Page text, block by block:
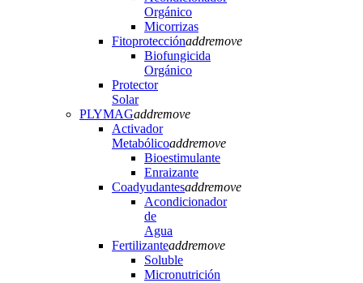
Orgánico
Micorrizas
Fitoprotecciónaddremove
Biofungicida
Orgánico
Protector
Solar
PLYMAGaddremove
Activador
Metabólicoaddremove
Bioestimulante
Enraizante
Coadyudantesaddremove
Acondicionador
de
Agua
Fertilizanteaddremove
Soluble
Micronutrición